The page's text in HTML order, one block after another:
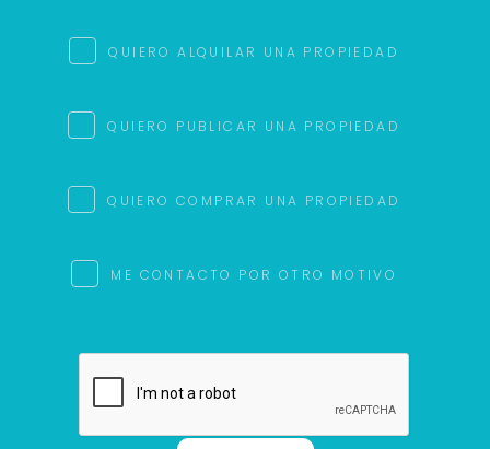
QUIERO ALQUILAR UNA PROPIEDAD
QUIERO PUBLICAR UNA PROPIEDAD
QUIERO COMPRAR UNA PROPIEDAD
ME CONTACTO POR OTRO MOTIVO